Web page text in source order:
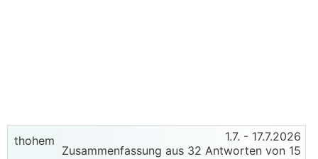
thohem 1.7. - 17.7.2026
Zusammenfassung aus 32 Antworten von 15